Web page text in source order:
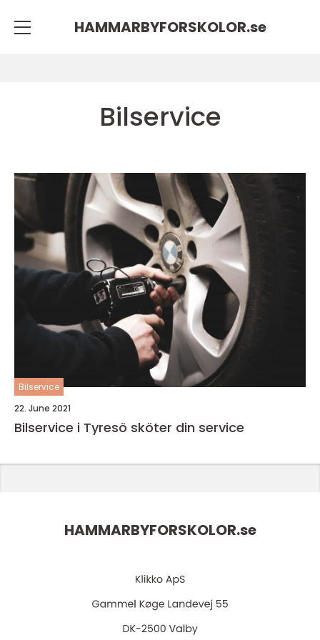
HAMMARBYFORSKOLOR.se
Bilservice
Bilservice
22. June 2021
Bilservice i Tyresö sköter din service
HAMMARBYFORSKOLOR.se